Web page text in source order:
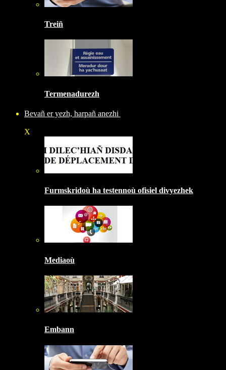
Treiñ
Termenadurezh
Bevañ er yezh, harpañ anezhi
X
Furmskridoù ha testennoù ofisiel divyezhek
Mediaoù
Embann